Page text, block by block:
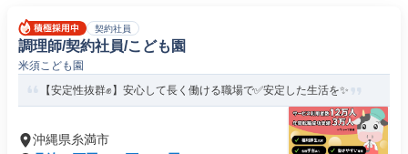
契約社員
調理師/契約社員/こども園
米須こども園
【安定性抜群✊️】安心して長く働ける職場で✅️安定した生活を✨
沖縄県糸満市